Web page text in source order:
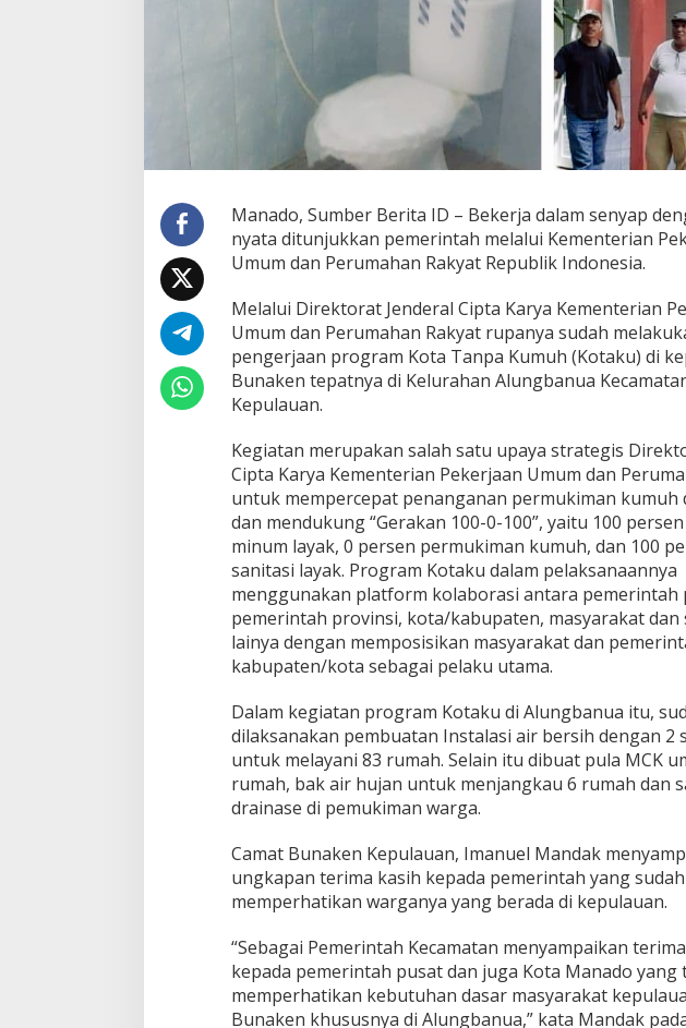
d
i
A
u
g
b
a
n
a
Manado, Sumber Berita ID – Bekerja dalam senyap
nyata ditunjukkan pemerintah melalui Kementerian
Umum dan Perumahan Rakyat Republik Indonesia.
Melalui Direktorat Jenderal Cipta Karya Kementerian
Umum dan Perumahan Rakyat rupanya sudah
pengerjaan program Kota Tanpa Kumuh (Kotaku) di
Bunaken tepatnya di Kelurahan Alungbanua
Kepulauan.
Kegiatan merupakan salah satu upaya strategis
Cipta Karya Kementerian Pekerjaan Umum dan
untuk mempercepat penanganan permukiman kumuh
dan mendukung “Gerakan 100-0-100”, yaitu 100
minum layak, 0 persen permukiman kumuh, dan 100
sanitasi layak. Program Kotaku dalam pelaksanaannya
menggunakan platform kolaborasi antara pemerintah
pemerintah provinsi, kota/kabupaten, masyarakat dan
lainya dengan memposisikan masyarakat dan
kabupaten/kota sebagai pelaku utama.
Dalam kegiatan program Kotaku di Alungbanua itu,
dilaksanakan pembuatan Instalasi air bersih dengan 2
untuk melayani 83 rumah. Selain itu dibuat pula MCK
rumah, bak air hujan untuk menjangkau 6 rumah dan
drainase di pemukiman warga.
Camat Bunaken Kepulauan, Imanuel Mandak
ungkapan terima kasih kepada pemerintah yang sudah
memperhatikan warganya yang berada di kepulauan.
“Sebagai Pemerintah Kecamatan menyampaikan
kepada pemerintah pusat dan juga Kota Manado yang
memperhatikan kebutuhan dasar masyarakat
Bunaken khususnya di Alungbanua,” kata Mandak